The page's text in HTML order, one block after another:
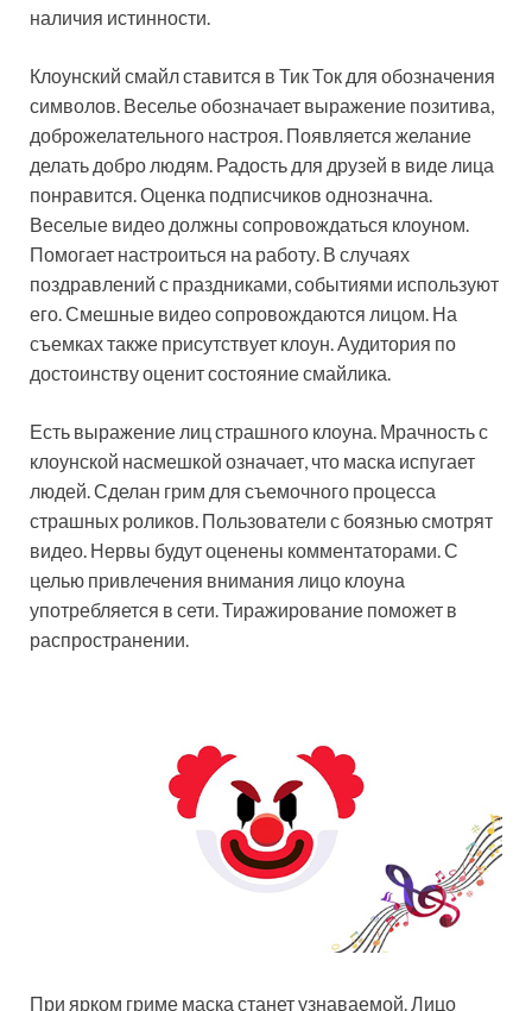
наличия истинности.
Клоунский смайл ставится в Тик Ток для обозначения
символов. Веселье обозначает выражение позитива,
доброжелательного настроя. Появляется желание
делать добро людям. Радость для друзей в виде лица
понравится. Оценка подписчиков однозначна.
Веселые видео должны сопровождаться клоуном.
Помогает настроиться на работу. В случаях
поздравлений с праздниками, событиями используют
его. Смешные видео сопровождаются лицом. На
съемках также присутствует клоун. Аудитория по
достоинству оценит состояние смайлика.
Есть выражение лиц страшного клоуна. Мрачность с
клоунской насмешкой означает, что маска испугает
людей. Сделан грим для съемочного процесса
страшных роликов. Пользователи с боязнью смотрят
видео. Нервы будут оценены комментаторами. С
целью привлечения внимания лицо клоуна
употребляется в сети. Тиражирование поможет в
распространении.
При ярком гриме маска станет узнаваемой. Лицо